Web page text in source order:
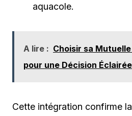
aquacole.
A lire : Choisir sa
pour une Décision Éclairée
Cette intégration confirme